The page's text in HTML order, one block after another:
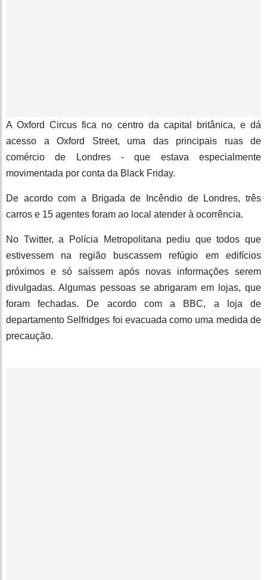
A Oxford Circus fica no centro da capital britânica, e dá
acesso a Oxford Street, uma das principais ruas de
comércio de Londres - que estava especialmente
movimentada por conta da Black Friday.
De acordo com a Brigada de Incêndio de Londres, três
carros e 15 agentes foram ao local atender à ocorrência.
No Twitter, a Polícia Metropolitana pediu que todos que
estivessem na região buscassem refúgio em edifícios
próximos e só saíssem após novas informações serem
divulgadas. Algumas pessoas se abrigaram em lojas, que
foram fechadas. De acordo com a BBC, a loja de
departamento Selfridges foi evacuada como uma medida de
precaução.